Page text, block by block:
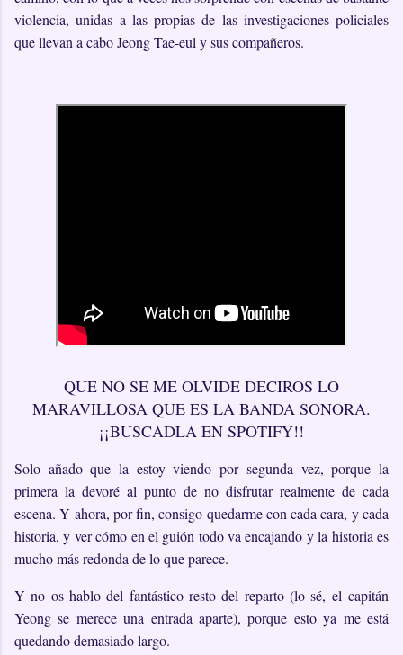
violencia, unidas a las propias de las investigaciones policiales
que llevan a cabo Jeong Tae-eul y sus compañeros.
QUE NO SE ME OLVIDE DECIROS LO
MARAVILLOSA QUE ES LA BANDA SONORA.
¡¡BUSCADLA EN SPOTIFY!!
Solo añado que la estoy viendo por segunda vez, porque la
primera la devoré al punto de no disfrutar realmente de cada
escena. Y ahora, por fin, consigo quedarme con cada cara, y cada
historia, y ver cómo en el guión todo va encajando y la historia es
mucho más redonda de lo que parece.
Y no os hablo del fantástico resto del reparto (lo sé, el capitán
Yeong se merece una entrada aparte), porque esto ya me está
quedando demasiado largo.